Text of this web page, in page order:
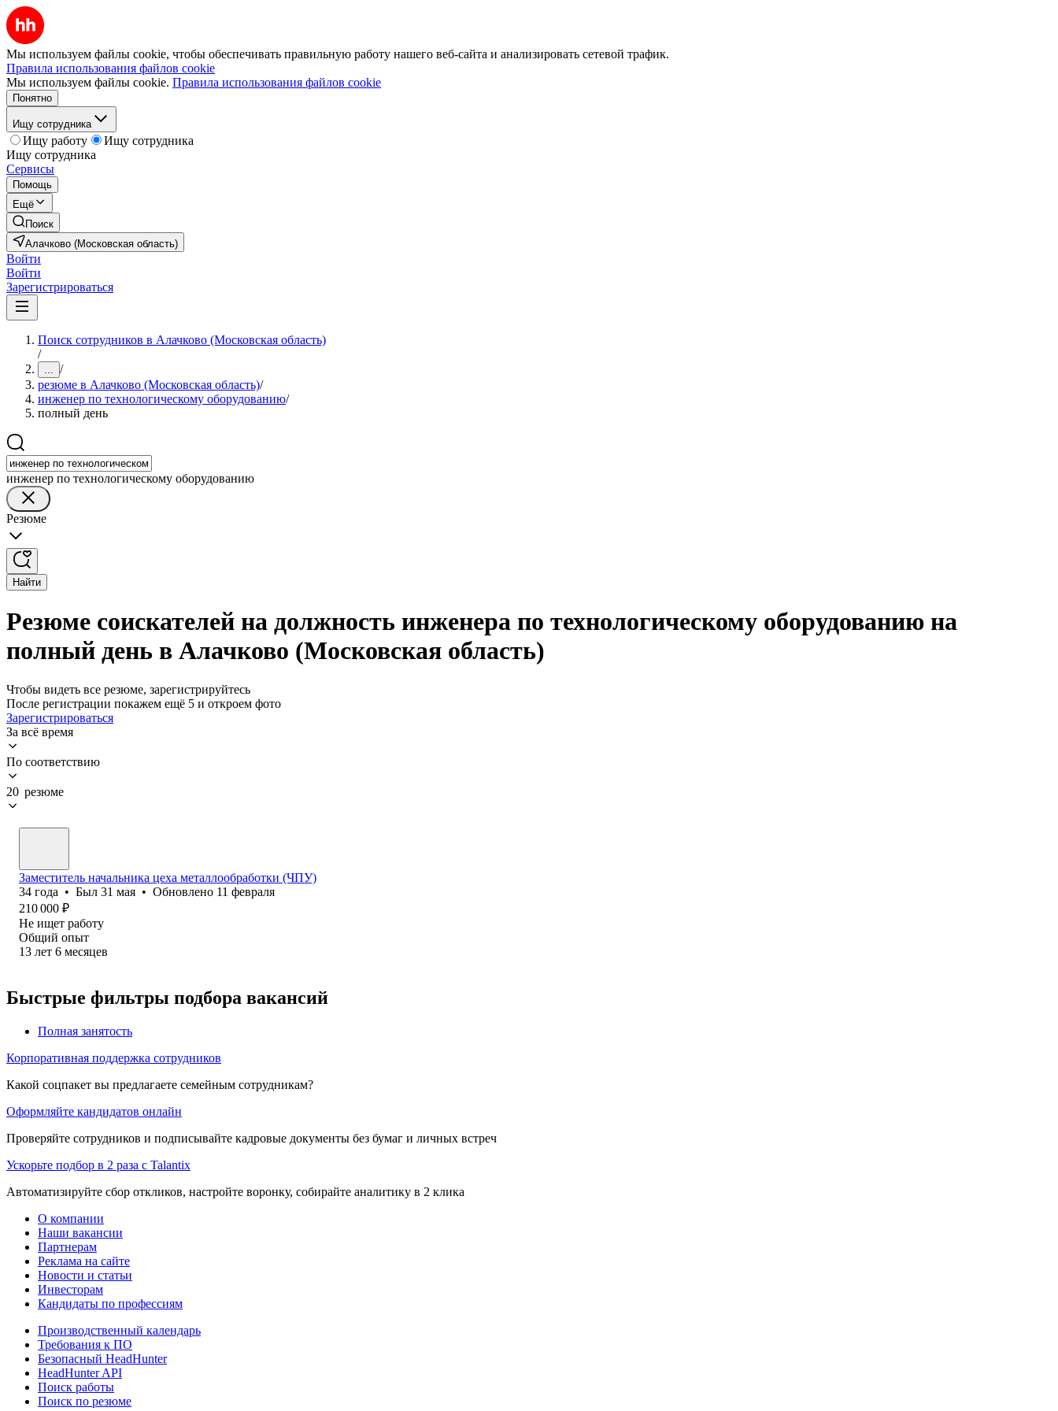
Мы используем файлы cookie, чтобы обеспечивать правильную работу нашего веб-сайта и анализировать сетевой трафик.
Правила использования файлов cookie
Мы используем файлы cookie. Правила использования файлов cookie
Понятно
Ищу сотрудника
Ищу работу
Ищу сотрудника
Ищу сотрудника
Сервисы
Помощь
Ещё
Поиск
Алачково (Московская область)
Войти
Войти
Зарегистрироваться
Поиск сотрудников в Алачково (Московская область)
/
... /
резюме в Алачково (Московская область)/
инженер по технологическому оборудованию/
полный день
инженер по технологическому оборудованию
Резюме
Найти
Резюме соискателей на должность инженера по технологическому оборудованию на
полный день в Алачково (Московская область)
Чтобы видеть все резюме, зарегистрируйтесь
После регистрации покажем ещё 5 и откроем фото
Зарегистрироваться
За всё время
По соответствию
20 резюме
Заместитель начальника цеха металлообработки (ЧПУ)
34 года • Был 31 мая • Обновлено 11 февраля
210 000 ₽
Не ищет работу
Общий опыт
13 лет 6 месяцев
Быстрые фильтры подбора вакансий
Полная занятость
Корпоративная поддержка сотрудников
Какой соцпакет вы предлагаете семейным сотрудникам?
Оформляйте кандидатов онлайн
Проверяйте сотрудников и подписывайте кадровые документы без бумаг и личных встреч
Ускорьте подбор в 2 раза с Talantix
Автоматизируйте сбор откликов, настройте воронку, собирайте аналитику в 2 клика
О компании
Наши вакансии
Партнерам
Реклама на сайте
Новости и статьи
Инвесторам
Кандидаты по профессиям
Производственный календарь
Требования к ПО
Безопасный HeadHunter
HeadHunter API
Поиск работы
Поиск по резюме